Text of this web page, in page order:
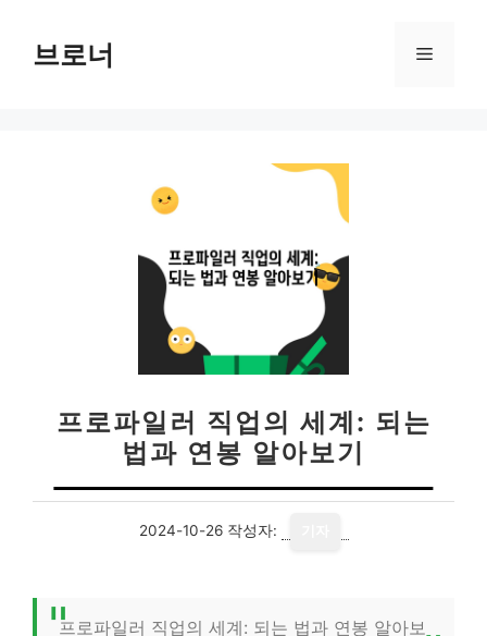
브로너 메
프로파일러 직업의 세계: 되는
법과 연봉 알아보기
2024-10-26 작성자:
프로파일러 직업의 세계: 되는 법과 연봉 알아보